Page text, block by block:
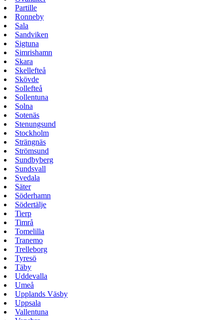
Partille
Ronneby
Sala
Sandviken
Sigtuna
Simrishamn
Skara
Skellefteå
Skövde
Sollefteå
Sollentuna
Solna
Sotenäs
Stenungsund
Stockholm
Strängnäs
Strömsund
Sundbyberg
Sundsvall
Svedala
Säter
Söderhamn
Södertälje
Tierp
Timrå
Tomelilla
Tranemo
Trelleborg
Tyresö
Täby
Uddevalla
Umeå
Upplands Väsby
Uppsala
Vallentuna